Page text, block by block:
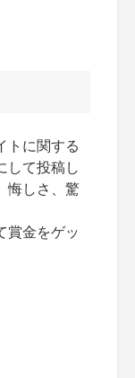
トに関する
して投稿し
悔しさ、驚
賞金をゲッ